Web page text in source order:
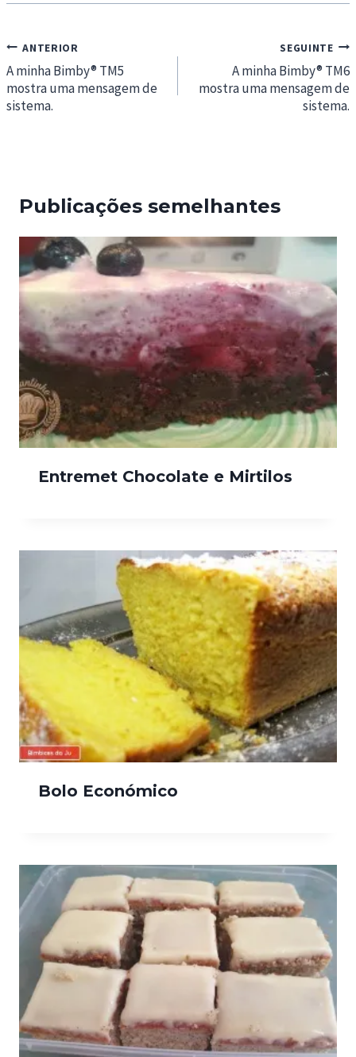
Navegação
de
artigos
ANTERIOR
A minha Bimby® TM5
mostra uma mensagem de
sistema.
SEGUINTE
A minha Bimby® TM6
mostra uma mensagem de
sistema.
Publicações semelhantes
Entremet Chocolate e Mirtilos
Bolo Económico